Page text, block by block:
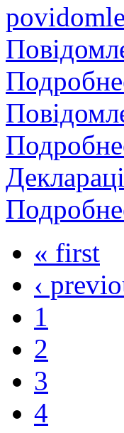
« first
‹
1
2
3
4